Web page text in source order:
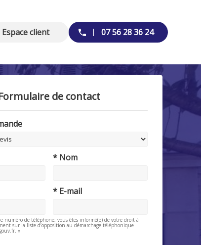
Espace client 07 56 28 36 24
de contact
* Nom
* E-mail
numéro de téléphone, vous êtes informé(e) de votre droit à
sur la liste d’opposition au démarchage téléphonique
»